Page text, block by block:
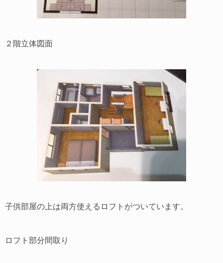
２階立体図面
子供部屋の上は両方使えるロフトがついています。
ロフト部分間取り